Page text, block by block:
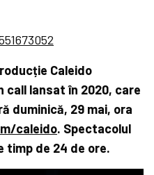
Caleido
call lansat în 2020, care
duminică, 29 mai, ora
caleido. Spectacolul
timp de 24 de ore.